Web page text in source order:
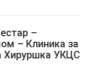
–
– Клиника за
Хируршка УКЦС